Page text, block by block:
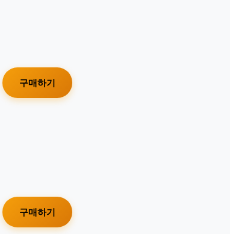
구매하기
구매하기